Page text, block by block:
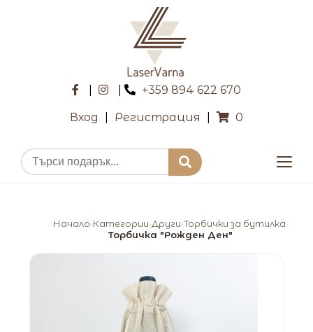
+359 894 622 670
Вход Регистрация 0
Начало›Категории›Други›Торбички за бутилка›
Торбичка "Рожден Ден"